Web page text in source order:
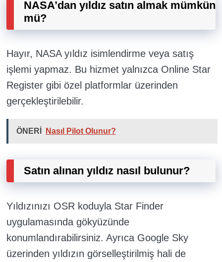
NASA’dan yıldız satın almak mümkün
mü?
Hayır, NASA yıldız isimlendirme veya satış
işlemi yapmaz. Bu hizmet yalnızca Online Star
Register gibi özel platformlar üzerinden
gerçekleştirilebilir.
ÖNERİ Nasıl Pilot Olunur?
Satın alınan yıldız nasıl bulunur?
Yıldızınızı OSR koduyla Star Finder
uygulamasında gökyüzünde
konumlandırabilirsiniz. Ayrıca Google Sky
üzerinden yıldızın görselleştirilmiş hali de